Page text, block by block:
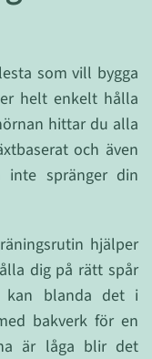
som vill bygga
helt enkelt hålla
hittar du alla
och även
spränger din
hjälper
dig på rätt spår
kan blanda det i
bakverk för en
är låga blir det